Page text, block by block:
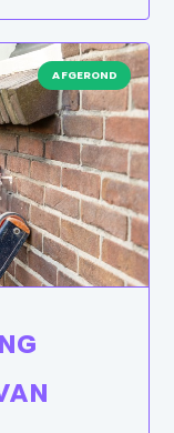
AFGEROND